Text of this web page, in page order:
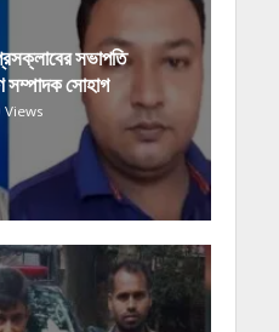
সভাপতি
সম্পাদক সোহাগ
Views